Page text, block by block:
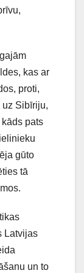
kas ar
proti,
Sibīriju,
pats
gūto
tā
Latvijas
un to